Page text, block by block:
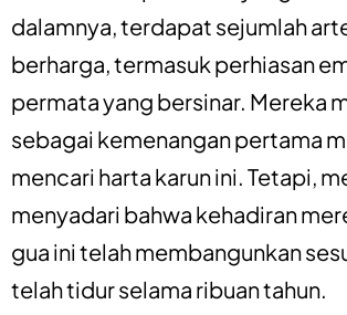
dalamnya, terdapat sejumlah
berharga, termasuk perhiasan
permata yang bersinar. Mereka
sebagai kemenangan pertama
mencari harta karun ini. Tetapi,
menyadari bahwa kehadiran
gua ini telah membangunkan
telah tidur selama ribuan tahun.